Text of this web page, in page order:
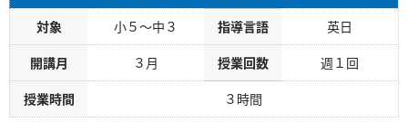
対象 小５～中３ 指導言語 英日
開講月 ３月 授業回数 週１回
授業時間 ３時間